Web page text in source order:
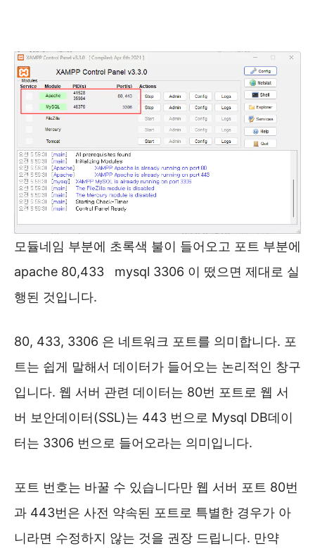
모듈네임 부분에 초록색 불이 들어오고 포트 부분에
apache 80,433 mysql 3306 이 떴으면 제대로 실
행된 것입니다.
80, 433, 3306 은 네트워크 포트를 의미합니다. 포
트는 쉽게 말해서 데이터가 들어오는 논리적인 창구
입니다. 웹 서버 관련 데이터는 80번 포트로 웹 서
버 보안데이터(SSL)는 443 번으로 Mysql DB데이
터는 3306 번으로 들어오라는 의미입니다.
포트 번호는 바꿀 수 있습니다만 웹 서버 포트 80번
과 443번은 사전 약속된 포트로 특별한 경우가 아
니라면 수정하지 않는 것을 권장 드립니다. 만약